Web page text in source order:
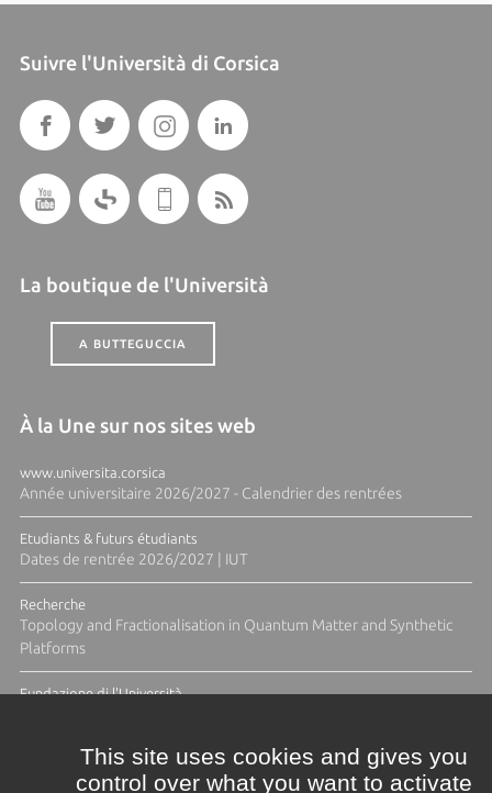
Suivre l'Università di Corsica
La boutique de l'Università
A BUTTEGUCCIA
À la Une sur nos sites web
www.universita.corsica
Année universitaire 2026/2027 - Calendrier des rentrées
Etudiants & futurs étudiants
Dates de rentrée 2026/2027 | IUT
Recherche
Topology and Fractionalisation in Quantum Matter and Synthetic
Platforms
Fundazione di l'Università
This site uses cookies and gives you
control over what you want to activate